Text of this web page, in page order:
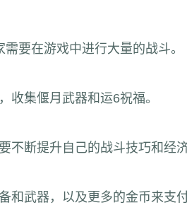
要在游戏中进行大量的战斗。
收集偃月武器和运6祝福。
不断提升自己的战斗技巧和经济
和武器，以及更多的金币来支付